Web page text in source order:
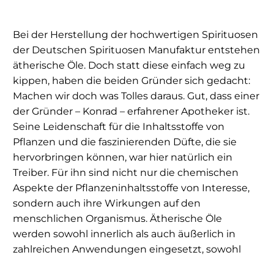
Bei der Herstellung der hochwertigen Spirituosen
der Deutschen Spirituosen Manufaktur entstehen
ätherische Öle. Doch statt diese einfach weg zu
kippen, haben die beiden Gründer sich gedacht:
Machen wir doch was Tolles daraus. Gut, dass einer
der Gründer – Konrad – erfahrener Apotheker ist.
Seine Leidenschaft für die Inhaltsstoffe von
Pflanzen und die faszinierenden Düfte, die sie
hervorbringen können, war hier natürlich ein
Treiber. Für ihn sind nicht nur die chemischen
Aspekte der Pflanzeninhaltsstoffe von Interesse,
sondern auch ihre Wirkungen auf den
menschlichen Organismus. Ätherische Öle
werden sowohl innerlich als auch äußerlich in
zahlreichen Anwendungen eingesetzt, sowohl